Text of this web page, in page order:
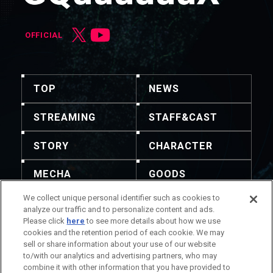
OFFICIAL
TOP NEWS
STREAMING STAFF&CAST
STORY CHARACTER
MECHA GOODS
GALLERY MUSIC
THEATER
We collect unique personal identifier such as cookies to
analyze our traffic and to personalize content and ads.
Please click here to see more details about how we use
cookies and the retention period of each cookie. We may
sell or share information about your use of our website
to/with our analytics and advertising partners, who may
combine it with other information that you have provided to